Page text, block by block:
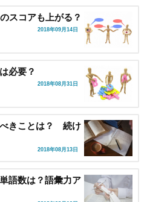
スコアも上がる？
2018年09月14日
必要？
2018年08月31日
きことは？ 続け
2018年08月13日
語数は？語彙力ア